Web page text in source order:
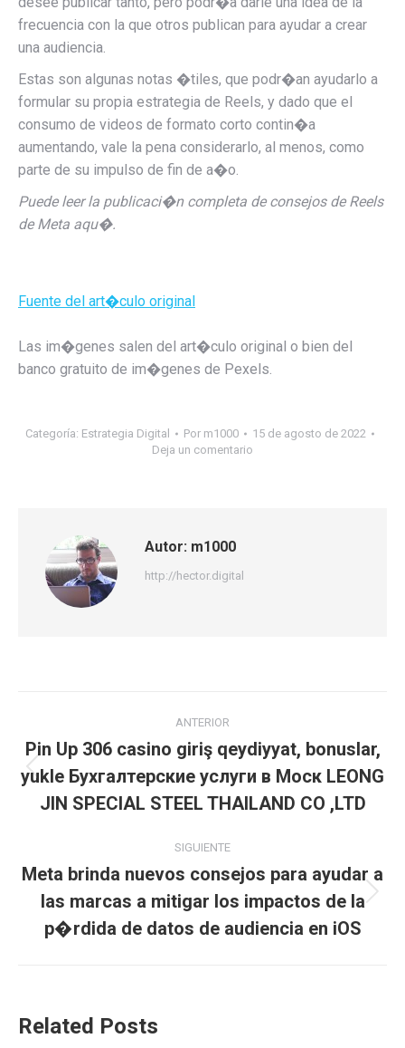
frecuencia con la que otros publican para ayudar a crear
una audiencia.
Estas son algunas notas �tiles, que podr�an ayudarlo a
formular su propia estrategia de Reels, y dado que el
consumo de videos de formato corto contin�a
aumentando, vale la pena considerarlo, al menos, como
parte de su impulso de fin de a�o.
Puede leer la publicaci�n completa de consejos de Reels
de Meta aqu�.
Fuente del art�culo original
Las im�genes salen del art�culo original o bien del
banco gratuito de im�genes de Pexels.
Categoría: Estrategia Digital Por m1000
15 de agosto de 2022
Deja un comentario
Autor: m1000
http://hector.digital
Navegación
entre
publicaciones
ANTERIOR
Publicación
anterior:
Pin Up 306 casino giriş qeydiyyat, bonuslar,
yukle Бухгалтерские услуги в Моск LEONG
JIN SPECIAL STEEL THAILAND CO ,LTD
SIGUIENTE
Publicación
siguiente:
Meta brinda nuevos consejos para ayudar a
las marcas a mitigar los impactos de la
p�rdida de datos de audiencia en iOS
Related Posts